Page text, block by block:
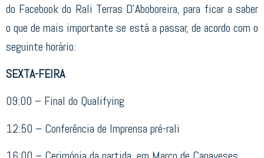
do Facebook do Rali Terras D’Aboboreira, para ficar a saber
o que de mais importante se está a passar, de acordo com o
seguinte horário:
SEXTA-FEIRA
09:00 – Final do Qualifying
12:50 – Conferência de Imprensa pré-rali